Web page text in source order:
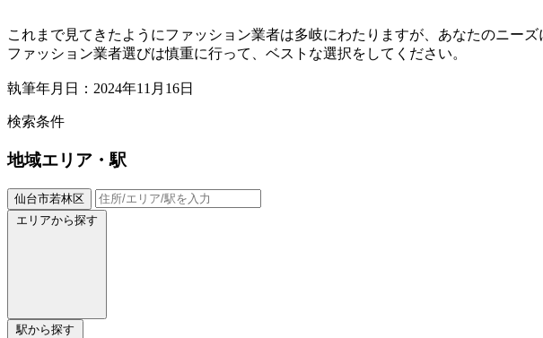
これまで見てきたようにファッション業者は多岐にわたりますが、あなたのニーズ
ファッション業者選びは慎重に行って、ベストな選択をしてください。
執筆年月日：2024年11月16日
検索条件
地域エリア・駅
仙台市若林区
エリアから探す
駅から探す